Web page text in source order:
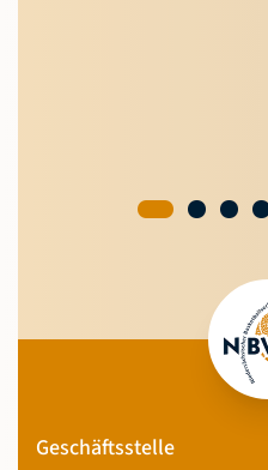
Geschäftsstelle